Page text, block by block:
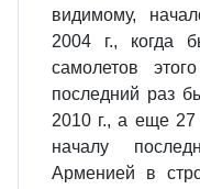
видимому,
2004 г., когда
самолетов
последний раз
2010 г., а еще
началу
Арменией в